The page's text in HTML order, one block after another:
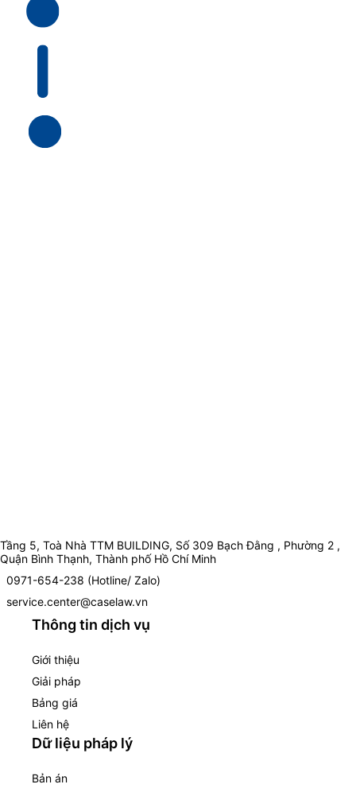
Tầng 5, Toà Nhà TTM BUILDING, Số 309 Bạch Đằng , Phường 2 ,
Quận Bình Thạnh, Thành phố Hồ Chí Minh
0971-654-238 (Hotline/ Zalo)
service.center@caselaw.vn
Thông tin dịch vụ
Giới thiệu
Giải pháp
Bảng giá
Liên hệ
Dữ liệu pháp lý
Bản án